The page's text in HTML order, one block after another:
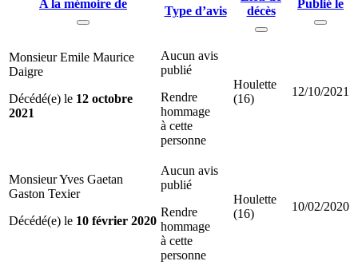
A la mémoire de
Type d’avis
décès
Publié le
Monsieur Emile Maurice
Daigre
Décédé(e) le 12 octobre
2021
Aucun avis
publié
Rendre
hommage
à cette
personne
Houlette
(16)
12/10/2021
Monsieur Yves Gaetan
Gaston Texier
Décédé(e) le 10 février 2020
Aucun avis
publié
Rendre
hommage
à cette
personne
Houlette
(16)
10/02/2020